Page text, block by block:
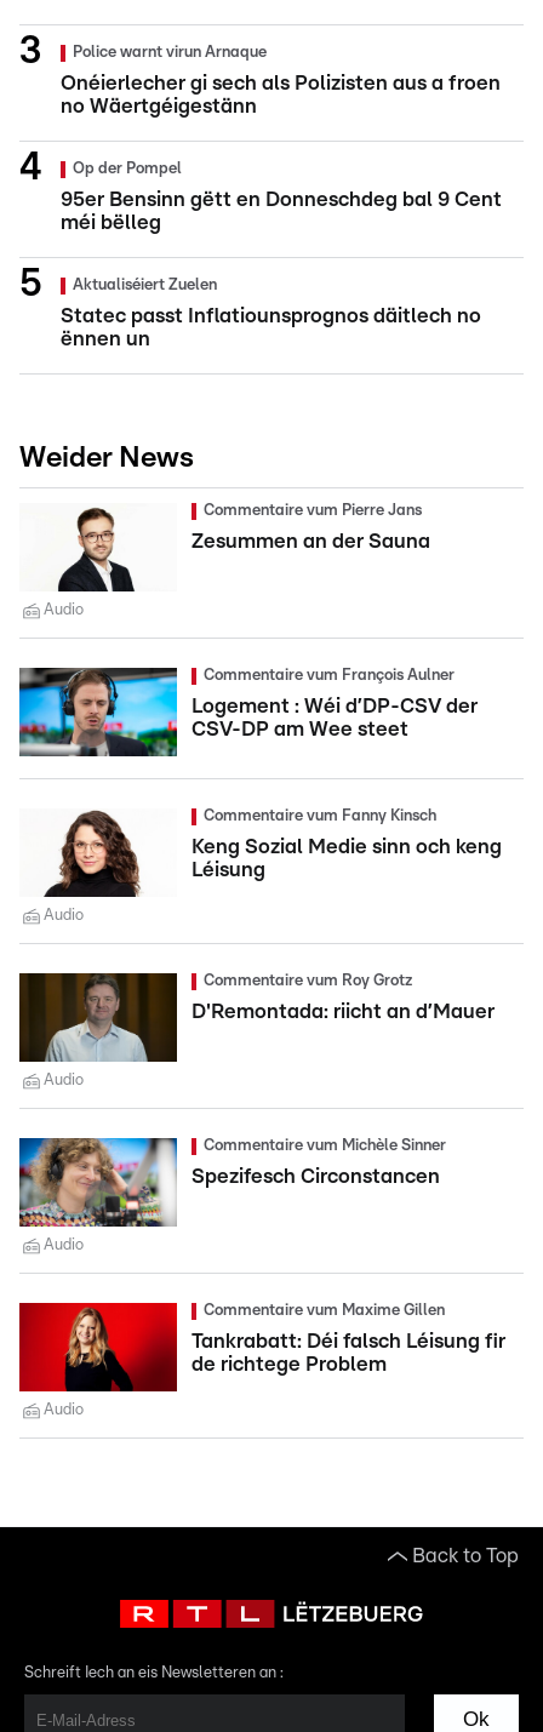
Police warnt virun Arnaque
Onéierlecher gi sech als Polizisten aus a froen
no Wäertgéigestänn
Op der Pompel
95er Bensinn gëtt en Donneschdeg bal 9 Cent
méi bëlleg
Aktualiséiert Zuelen
Statec passt Inflatiounsprognos däitlech no
ënnen un
Weider News
Commentaire vum Pierre Jans
Zesummen an der Sauna
Audio
Commentaire vum François Aulner
Logement : Wéi d’DP-CSV der
CSV-DP am Wee steet
Commentaire vum Fanny Kinsch
Keng Sozial Medie sinn och keng
Léisung
Audio
Commentaire vum Roy Grotz
D'Remontada: riicht an d’Mauer
Audio
Commentaire vum Michèle Sinner
Spezifesch Circonstancen
Audio
Commentaire vum Maxime Gillen
Tankrabatt: Déi falsch Léisung fir
de richtege Problem
Audio
Back to Top
Schreift Iech an eis Newsletteren an :
Ok